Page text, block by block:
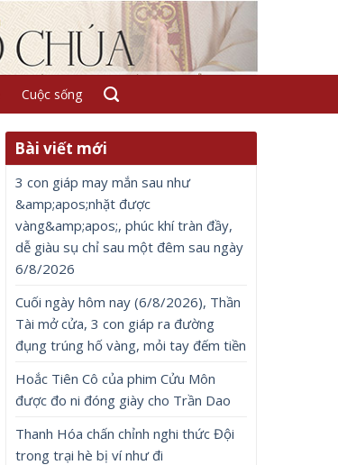
Cuộc sống
Bài viết mới
3 con giáp may mắn sau như
&amp;apos;nhặt được
vàng&amp;apos;, phúc khí tràn đầy,
dễ giàu sụ chỉ sau một đêm sau ngày
6/8/2026
Cuối ngày hôm nay (6/8/2026), Thần
Tài mở cửa, 3 con giáp ra đường
đụng trúng hố vàng, mỏi tay đếm tiền
Hoắc Tiên Cô của phim Cửu Môn
được đo ni đóng giày cho Trần Dao
Thanh Hóa chấn chỉnh nghi thức Đội
trong trại hè bị ví như đi